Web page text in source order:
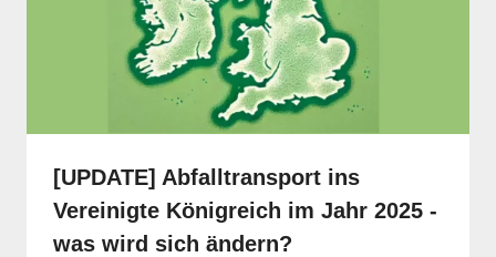
[UPDATE] Abfalltransport ins
Vereinigte Königreich im Jahr 2025 -
was wird sich ändern?